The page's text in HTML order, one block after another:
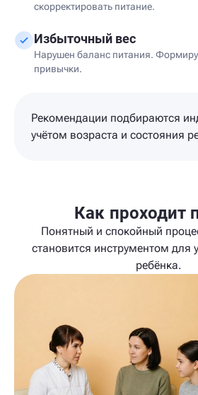
скорректировать питание.
Избыточный вес
Нарушен баланс питания.
привычки.
Рекомендации подбираются
учётом возраста и состояния
Как проходит
Понятный и спокойный
становится инструментом для
ребёнка.